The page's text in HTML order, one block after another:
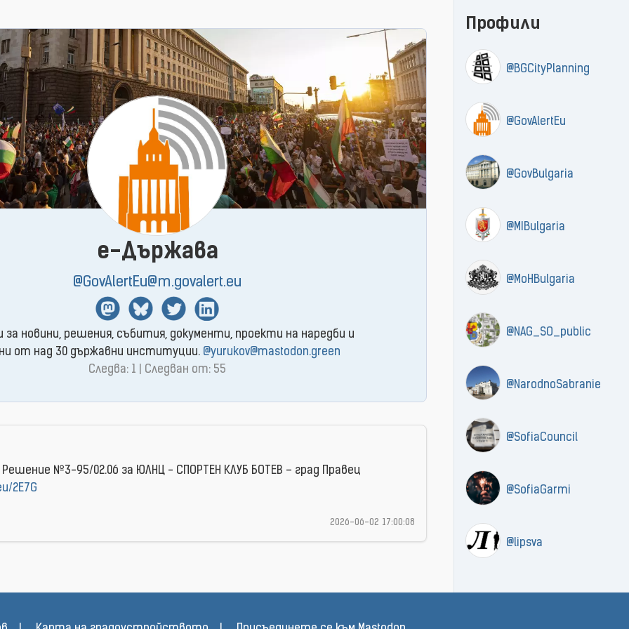
e-Държава
@GovAlertEu@m.govalert.eu
MastodonBlueSkyTwitterLinkedin
за новини, решения, събития, документи, проекти на наредби и
от над 30 държавни институции. @yurukov@mastodon.green
Следва: 1 | Следван от: 55
Профили
@BGCityPlanning
@GovAlertEu
@GovBulgaria
@MIBulgaria
@MoHBulgaria
@NAG_SO_public
@NarodnoSabranie
@SofiaCouncil
@SofiaGarmi
@lipsva
№3-95/02.06 за ЮЛНЦ - СПОРТЕН КЛУБ БОТЕВ – град Правец
2E7G
2026-06-02 17:00:08